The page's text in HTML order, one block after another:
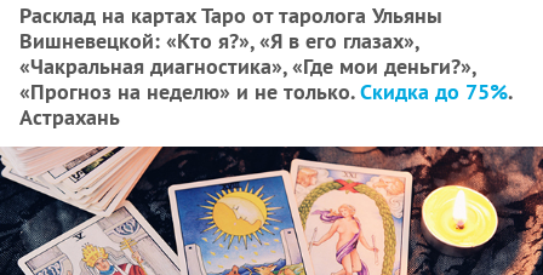
Расклад на картах Таро от таролога Ульяны
Вишневецкой: «Кто я?», «Я в его глазах»,
«Чакральная диагностика», «Где мои деньги?»,
«Прогноз на неделю» и не только.Скидка до 75%.
Астрахань